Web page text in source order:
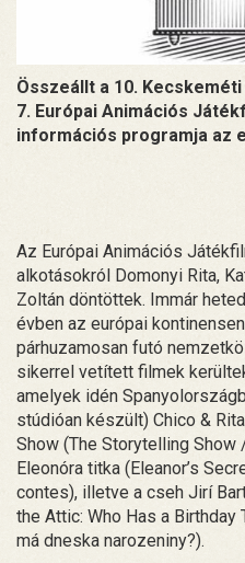
Összeállt a 10.
7. Európai Animációs
információs programja az
Az Európai Animációs
alkotásokról Domonyi Rita,
Zoltán döntöttek. Immár
évben az európai
párhuzamosan futó
sikerrel vetített filmek
amelyek idén
stúdióan készült) Chico &
Show (The Storytelling
Eleonóra titka (Eleanor’s
contes), illetve a cseh Jirí
the Attic: Who Has a Birthday
má dneska narozeniny?).